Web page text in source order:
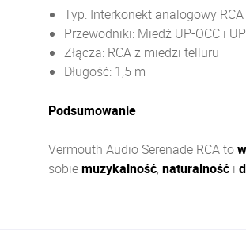
Typ: Interkonekt analogowy RCA
Przewodniki: Miedź UP-OCC i
Złącza: RCA z miedzi telluru
Długość: 1,5 m
Podsumowanie
Vermouth Audio Serenade RCA to
sobiemuzykalność, naturalność i